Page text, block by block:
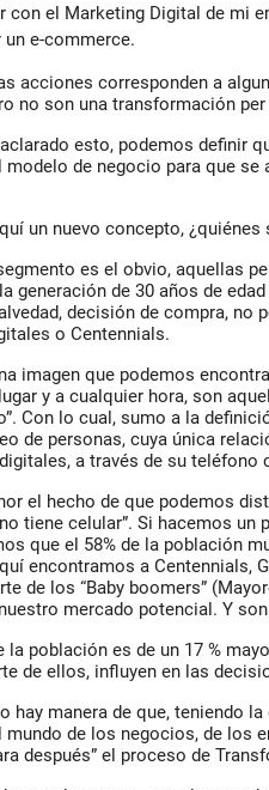
con el Marketing Digital de mi
un e-commerce.
acciones corresponden a
no son una transformación per
esto, podemos definir
modelo de negocio para que
un nuevo concepto,
es el obvio, aquellas
generación de 30 años de
decisión de compra, no
o Centennials.
imagen que podemos
y a cualquier hora, son
Con lo cual, sumo a la
de personas, cuya única
a través de su teléfono
el hecho de que podemos
tiene celular”. Si hacemos
que el 58% de la población
encontramos a Centennials,
de los “Baby boomers”
mercado potencial. Y
la población es de un 17 %
de ellos, influyen en las
hay manera de que, teniendo
mundo de los negocios, de los
después” el proceso de